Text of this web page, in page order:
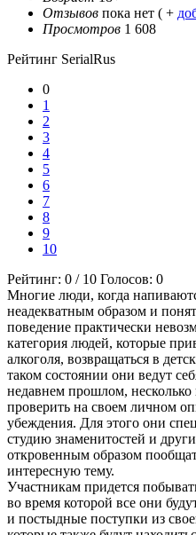
Отзывов пока нет ( +
Просмотров 1 608
Рейтинг SerialRus
0
1
2
3
4
5
6
7
8
9
10
Рейтинг: 0 / 10 Голосов: 0
Многие люди, когда
неадекватным образом и
поведение практически
категория людей, которые
алкоголя, возвращаться в
таком состоянии они ведут
недавнем прошлом,
проверить на своем личном
убеждения. Для этого они
студию знаменитостей и
откровенным образом
интересную тему.
Участникам придется
во время которой все они
и постыдные поступки из